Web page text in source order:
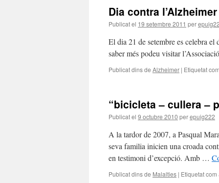
Dia contra l’Alzheimer
Publicat el 19 setembre 2011 per
El dia 21 de setembre es celebra
saber més podeu visitar
Publicat dins de Alzheimer | Etiquetat
“bicicleta – cullera –
Publicat el 9 octubre 2010 perepuig222
A la tardor de 2007, a Pasqual
seva familia inicien una croada
en testimoni d’excepció. Amb …
Publicat dins de Malalties | Etiquetat com